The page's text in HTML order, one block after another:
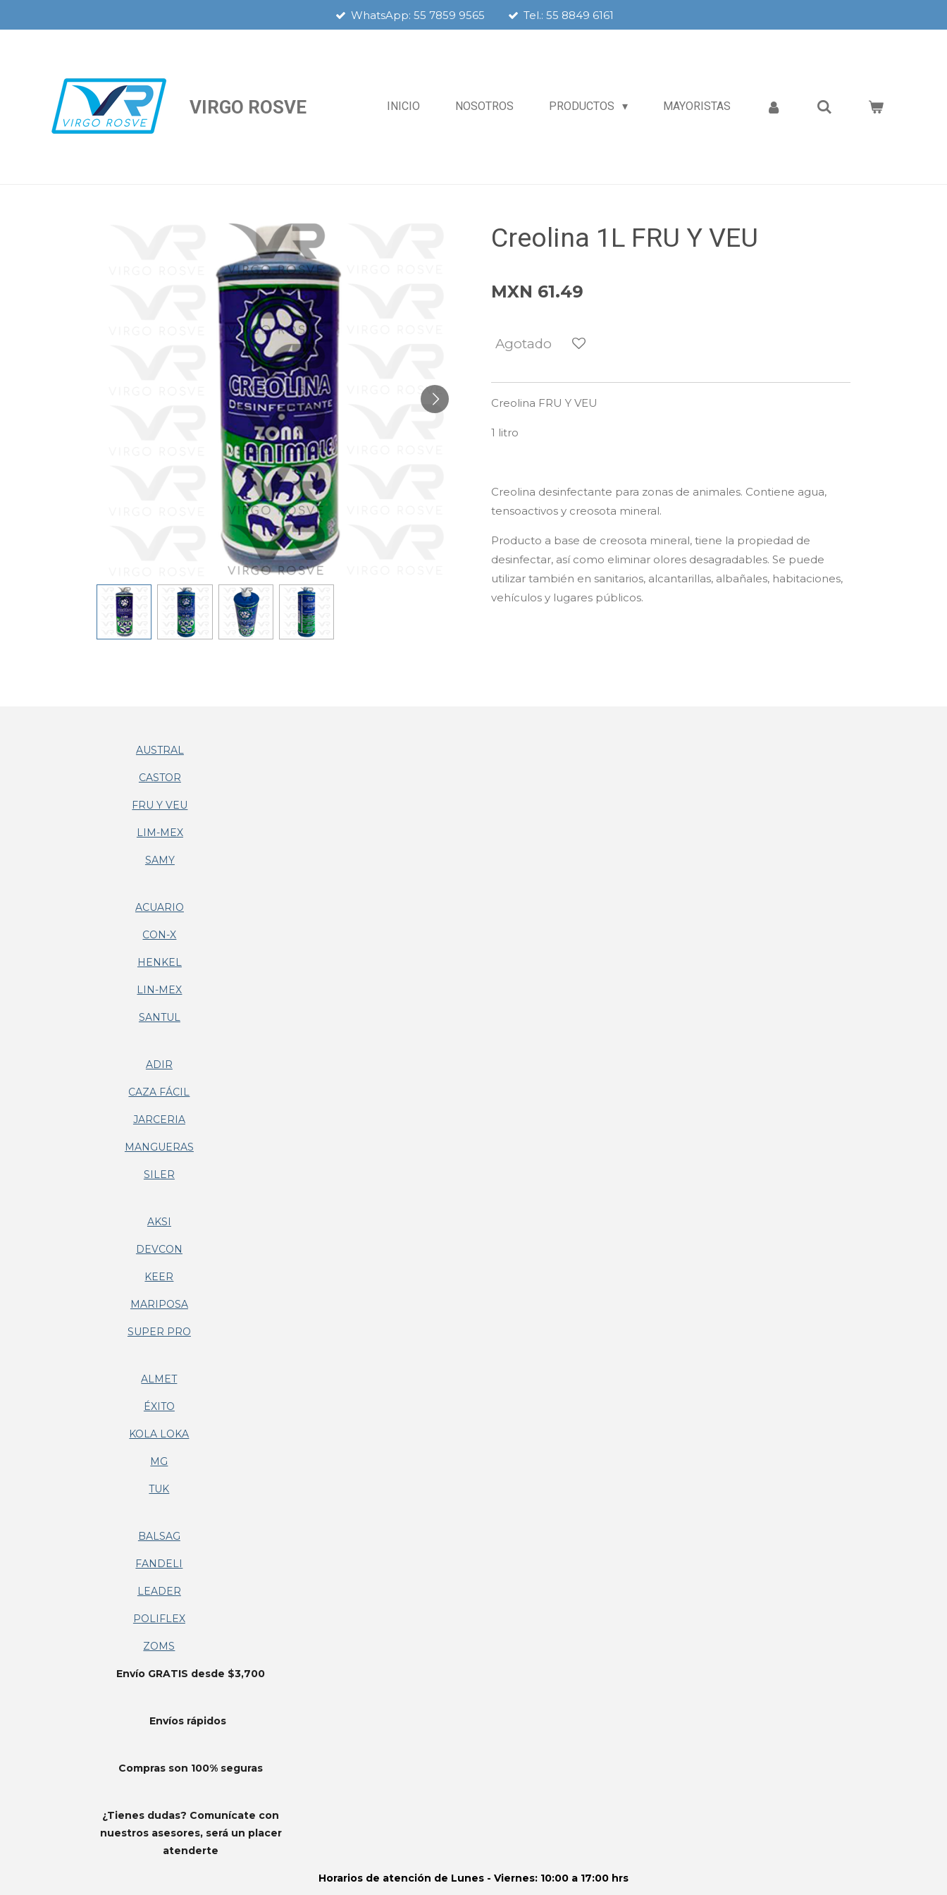
WhatsApp: 55 7859 9565 Tel.: 55 8849 6161
VIRGO ROSVE INICIO NOSOTROS PRODUCTOS MAYORISTAS
Creolina 1L FRU Y VEU
MXN 61.49
Agotado
Creolina FRU Y VEU
1 litro
Creolina desinfectante para zonas de animales. Contiene agua,
tensoactivos y creosota mineral.
Producto a base de creosota mineral, tiene la propiedad de
desinfectar, así como eliminar olores desagradables. Se puede
utilizar también en sanitarios, alcantarillas, albañales, habitaciones,
vehículos y lugares públicos.
AUSTRAL
CASTOR
FRU Y VEU
LIM-MEX
SAMY
ACUARIO
CON-X
HENKEL
LIN-MEX
SANTUL
ADIR
CAZA FÁCIL
JARCERIA
MANGUERAS
SILER
AKSI
DEVCON
KEER
MARIPOSA
SUPER PRO
ALMET
ÉXITO
KOLA LOKA
MG
TUK
BALSAG
FANDELI
LEADER
POLIFLEX
ZOMS
Envío GRATIS desde $3,700
Envíos rápidos
Compras son 100% seguras
¿Tienes dudas? Comunícate con
nuestros asesores, será un placer
atenderte
Horarios de atención de Lunes - Viernes: 10:00 a 17:00 hrs